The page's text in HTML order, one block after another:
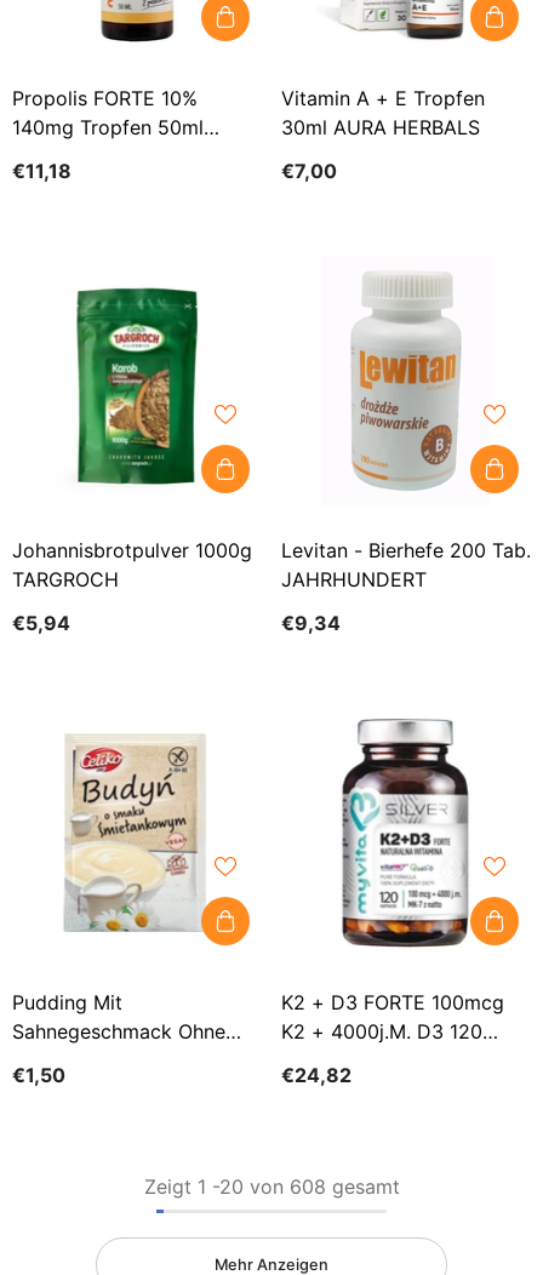
Propolis FORTE 10%
140mg Tropfen 50ml
€11,18
Vitamin A + E Tropfen
30ml AURA HERBALS
€7,00
Johannisbrotpulver 1000g
TARGROCH
€5,94
Levitan - Bierhefe 200 Tab.
JAHRHUNDERT
€9,34
Pudding Mit
Sahnegeschmack Ohne
€1,50
K2 + D3 FORTE 100mcg
K2 + 4000j.m. D3 120
PURE
€24,82
Zeigt 1 -20 von 608 gesamt
Mehr Anzeigen